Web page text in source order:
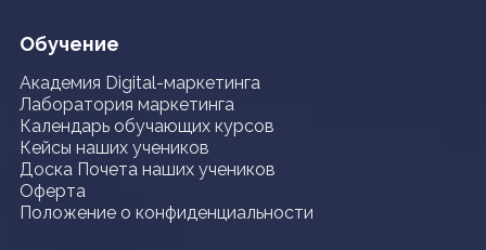
Обучение
Академия Digital-маркетинга
Лаборатория маркетинга
Календарь обучающих курсов
Кейсы наших учеников
Доска Почета наших учеников
Оферта
Положение о конфиденциальности